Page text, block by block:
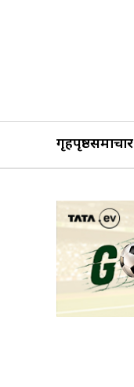
गृहपृष्ठसमाचार